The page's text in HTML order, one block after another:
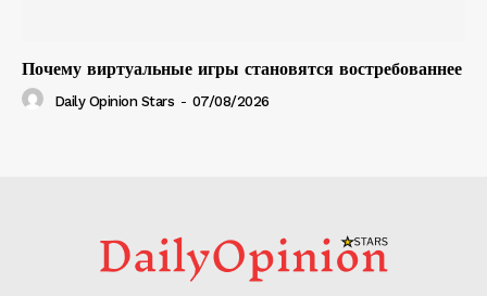
Почему виртуальные игры становятся востребованнее
Daily Opinion Stars - 07/08/2026